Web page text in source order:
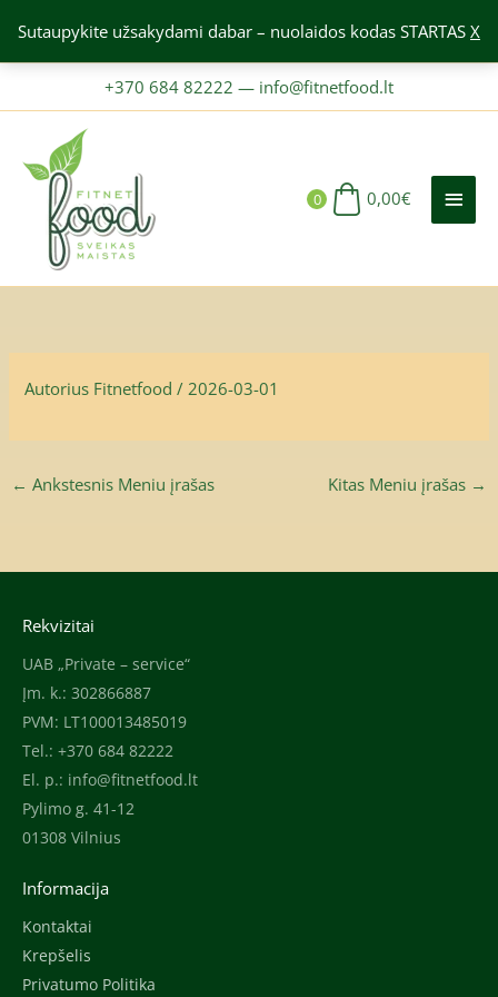
Sutaupykite užsakydami dabar – nuolaidos kodas STARTAS X
prie
+370 684 82222 — info@fitnetfood.lt
0 0,00€
Autorius Fitnetfood/ 2026-03-01
← Ankstesnis Meniu įrašas Kitas Meniu įrašas →
Rekvizitai
UAB „Private – service“
Įm. k.: 302866887
PVM: LT100013485019
Tel.: +370 684 82222
El. p.: info@fitnetfood.lt
Pylimo g. 41-12
01308 Vilnius
Informacija
Kontaktai
Krepšelis
Privatumo Politika